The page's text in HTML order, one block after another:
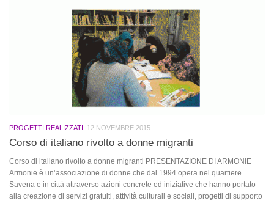
PROGETTI REALIZZATI 12 NOVEMBRE 2015
Corso di italiano rivolto a donne migranti
Corso di italiano rivolto a donne migranti PRESENTAZIONE DI ARMONIE
Armonie è un’associazione di donne che dal 1994 opera nel quartiere
Savena e in città attraverso azioni concrete ed iniziative che hanno portato
alla creazione di servizi gratuiti, attività culturali e sociali, progetti di supporto